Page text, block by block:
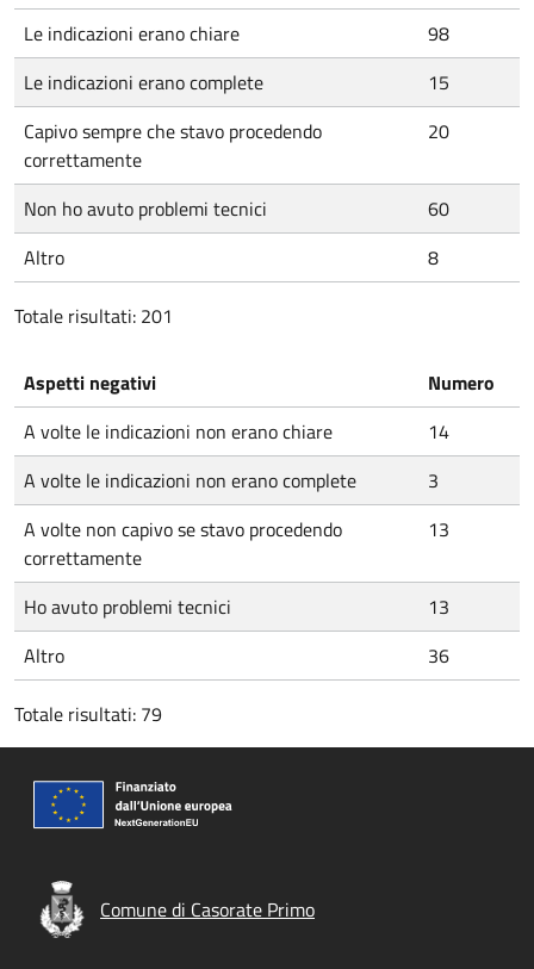
Le indicazioni erano chiare
98
Le indicazioni erano complete
15
Capivo sempre che stavo procedendo
correttamente
20
Non ho avuto problemi tecnici
60
Altro
8
Totale risultati: 201
Aspetti negativi
Numero
A volte le indicazioni non erano chiare
14
A volte le indicazioni non erano complete
3
A volte non capivo se stavo procedendo
correttamente
13
Ho avuto problemi tecnici
13
Altro
36
Totale risultati: 79
Comune di Casorate Primo